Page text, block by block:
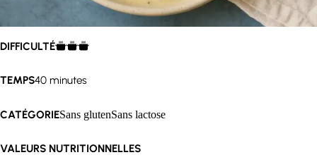
DIFFICULTÉ
TEMPS40 minutes
CATÉGORIESans glutenSans lactose
VALEURS NUTRITIONNELLES